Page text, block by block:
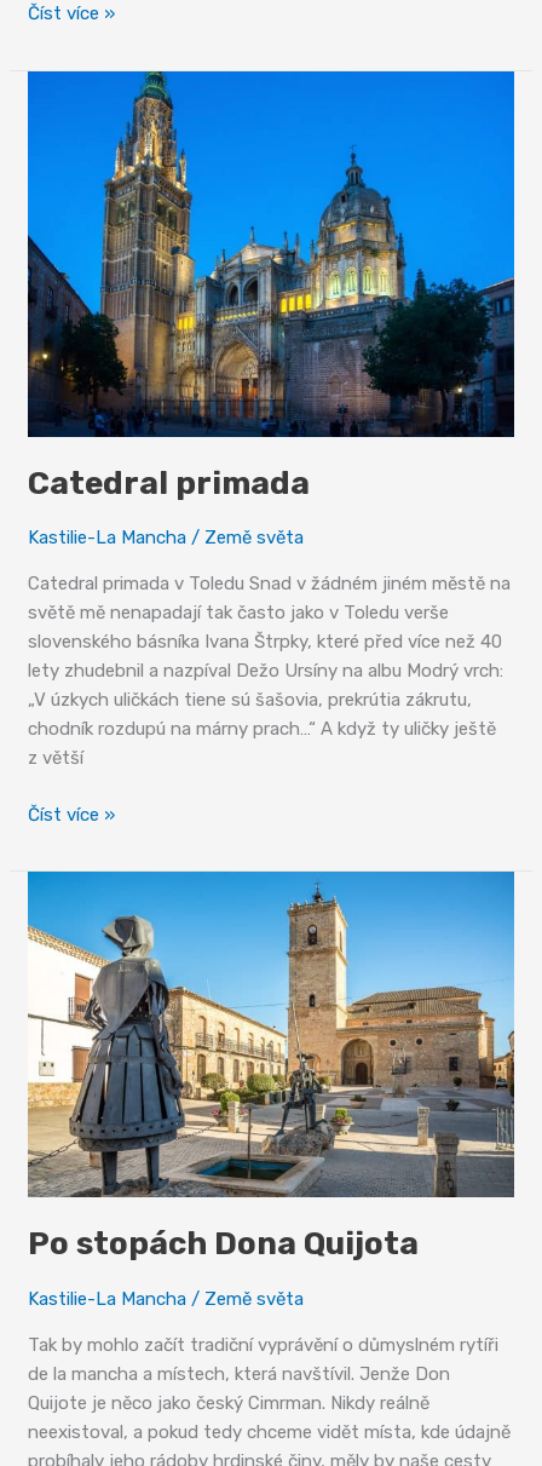
Toledo,
klikatých
Číst více »
Catedral primada
Kastilie-La Mancha / Země světa
Catedral primada v Toledu Snad v žádném jiném městě na
světě mě nenapadají tak často jako v Toledu verše
slovenského básníka Ivana Štrpky, které před více než 40
lety zhudebnil a nazpíval Dežo Ursíny na albu Modrý vrch:
„V úzkych uličkách tiene sú šašovia, prekrútia zákrutu,
chodník rozdupú na márny prach…“ A když ty uličky ještě
z větší
Catedral
Číst více »
Po stopách Dona Quijota
Kastilie-La Mancha / Země světa
Tak by mohlo začít tradiční vyprávění o důmyslném rytíři
de la mancha a místech, která navštívil. Jenže Don
Quijote je něco jako český Cimrman. Nikdy reálně
neexistoval, a pokud tedy chceme vidět místa, kde údajně
probíhaly jeho rádoby hrdinské činy, měly by naše cesty